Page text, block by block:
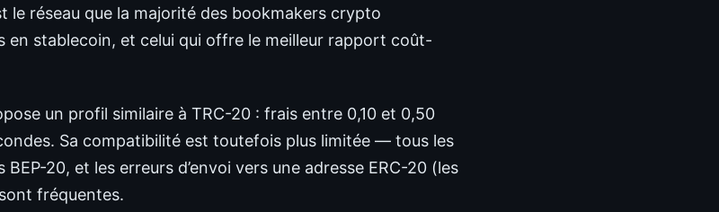
le réseau que la majorité des bookmakers crypto
en stablecoin, et celui qui offre le meilleur rapport coût-
un profil similaire à TRC-20 : frais entre 0,10 et 0,50
Sa compatibilité est toutefois plus limitée — tous les
20, et les erreurs d’envoi vers une adresse ERC-20 (les
fréquentes.